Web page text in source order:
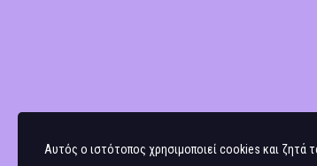
Αυτός ο ιστότοπος χρησιμοποιεί cookies και ζητά